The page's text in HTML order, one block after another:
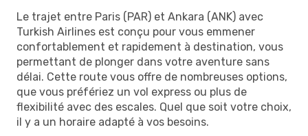
Le trajet entre Paris (PAR) et Ankara (ANK) avec
Turkish Airlines est conçu pour vous emmener
confortablement et rapidement à destination, vous
permettant de plonger dans votre aventure sans
délai. Cette route vous offre de nombreuses options,
que vous préfériez un vol express ou plus de
flexibilité avec des escales. Quel que soit votre choix,
il y a un horaire adapté à vos besoins.